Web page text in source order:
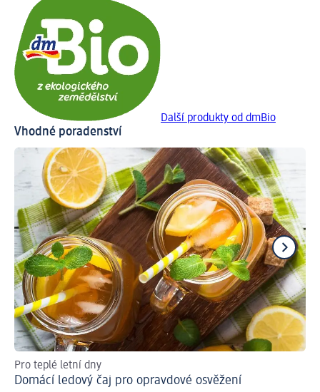
Další produkty od dmBio
Vhodné poradenství
Pro teplé letní dny
Domácí ledový čaj pro opravdové osvěžení